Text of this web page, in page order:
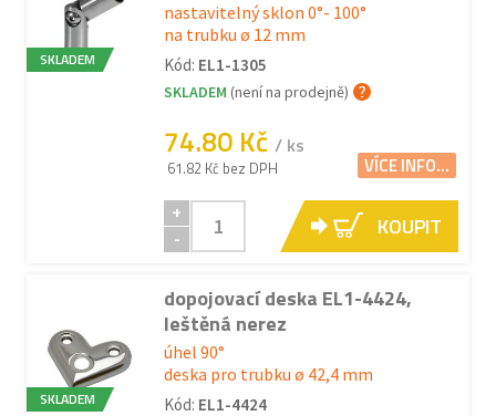
SKLADEM
nastavitelný sklon 0°- 100°
na trubku ø 12 mm
Kód: EL1-1305
SKLADEM (není na prodejně)
74.80 Kč / ks
61.82 Kč bez DPH VÍCE INFO...
+
-
KOUPIT
SKLADEM
dopojovací deska EL1-4424,
leštěná nerez
úhel 90°
deska pro trubku ø 42,4 mm
Kód: EL1-4424